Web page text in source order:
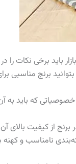
باید برخی نکات را
نامناسب و